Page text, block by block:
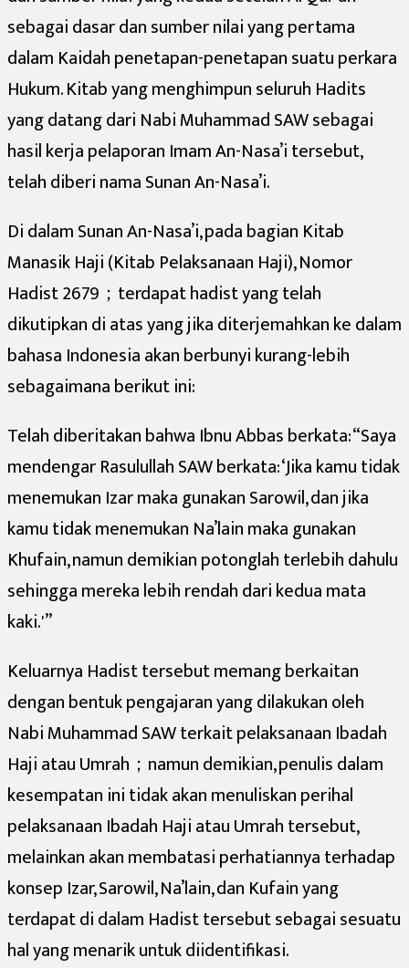
sebagai dasar dan sumber nilai yang pertama
dalam Kaidah penetapan-penetapan suatu perkara
Hukum. Kitab yang menghimpun seluruh Hadits
yang datang dari Nabi Muhammad SAW sebagai
hasil kerja pelaporan Imam An-Nasa’i tersebut,
telah diberi nama Sunan An-Nasa’i.
Di dalam Sunan An-Nasa’i, pada bagian Kitab
Manasik Haji (Kitab Pelaksanaan Haji), Nomor
Hadist 2679；terdapat hadist yang telah
dikutipkan di atas yang jika diterjemahkan ke dalam
bahasa Indonesia akan berbunyi kurang-lebih
sebagaimana berikut ini:
Telah diberitakan bahwa Ibnu Abbas berkata: “Saya
mendengar Rasulullah SAW berkata: ‘Jika kamu tidak
menemukan Izar maka gunakan Sarowil, dan jika
kamu tidak menemukan Na’lain maka gunakan
Khufain, namun demikian potonglah terlebih dahulu
sehingga mereka lebih rendah dari kedua mata
kaki.'”
Keluarnya Hadist tersebut memang berkaitan
dengan bentuk pengajaran yang dilakukan oleh
Nabi Muhammad SAW terkait pelaksanaan Ibadah
Haji atau Umrah；namun demikian, penulis dalam
kesempatan ini tidak akan menuliskan perihal
pelaksanaan Ibadah Haji atau Umrah tersebut,
melainkan akan membatasi perhatiannya terhadap
konsep Izar, Sarowil, Na’lain, dan Kufain yang
terdapat di dalam Hadist tersebut sebagai sesuatu
hal yang menarik untuk diidentifikasi.